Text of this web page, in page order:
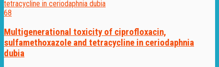
68
Multigenerational toxicity of ciprofloxacin,
sulfamethoxazole and tetracycline in ceriodaphnia
dubia